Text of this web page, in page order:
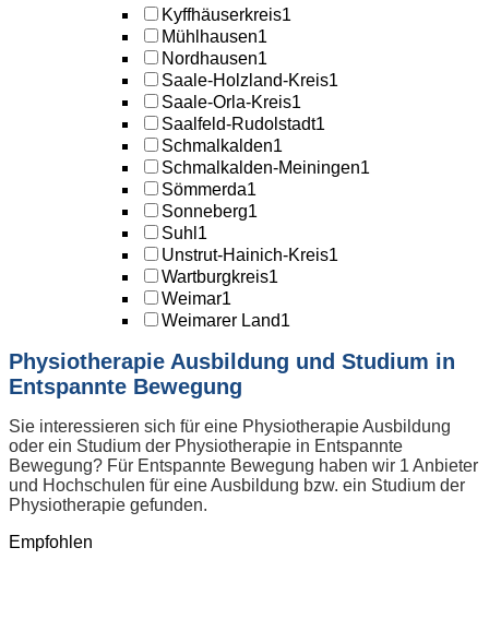
Kyffhäuserkreis1
Mühlhausen1
Nordhausen1
Saale-Holzland-Kreis1
Saale-Orla-Kreis1
Saalfeld-Rudolstadt1
Schmalkalden1
Schmalkalden-Meiningen1
Sömmerda1
Sonneberg1
Suhl 1
Unstrut-Hainich-Kreis1
Wartburgkreis1
Weimar1
Weimarer Land1
Physiotherapie Ausbildung und Studium in
Entspannte Bewegung
Sie interessieren sich für eine Physiotherapie Ausbildung
oder ein Studium der Physiotherapie in Entspannte
Bewegung? Für Entspannte Bewegung haben wir 1 Anbieter
und Hochschulen für eine Ausbildung bzw. ein Studium der
Physiotherapie gefunden.
Empfohlen